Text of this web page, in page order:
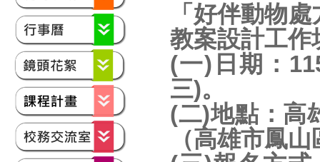
「好伴動物
教案設計工作
(一)日期：
三)。
(二)地點：高
（高雄市鳳